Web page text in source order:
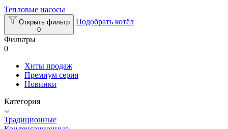
Тепловые насосы
Открыть фильтр
0
Подобрать котёл
Фильтры
0
Хиты продаж
Премиум серия
Новинки
Категория
Традиционные